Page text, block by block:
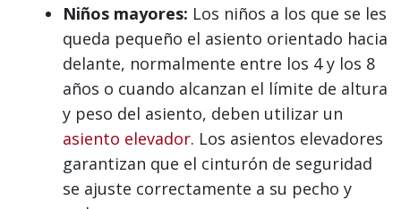
Niños mayores: Los niños a los que se les
queda pequeño el asiento orientado hacia
delante, normalmente entre los 4 y los 8
años o cuando alcanzan el límite de altura
y peso del asiento, deben utilizar un
asiento elevador. Los asientos elevadores
garantizan que el cinturón de seguridad
se ajuste correctamente a su pecho y